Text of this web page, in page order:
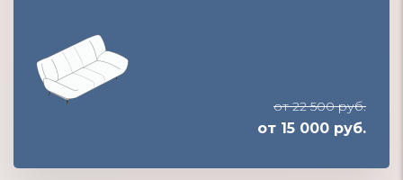
от 22 500 руб.
от 15 000 руб.